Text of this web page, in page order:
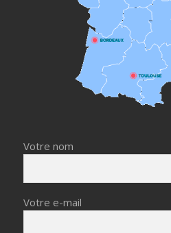
Votre nom
Votre e-mail